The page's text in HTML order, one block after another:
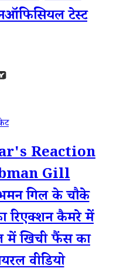
टेस्ट
Reaction
Gill
गिल के चौके
रिएक्शन कैमरे में
खिची फैंस का
वीडियो